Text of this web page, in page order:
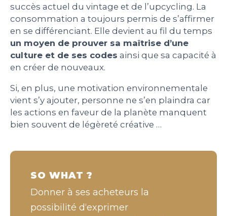
succès actuel du vintage et de l’upcycling. La
consommation a toujours permis de s’affirmer
en se différenciant. Elle devient au fil du temps
un moyen de prouver sa maîtrise d’une
culture et de ses codes ainsi que sa capacité à
en créer de nouveaux.
Si, en plus, une motivation environnementale
vient s’y ajouter, personne ne s’en plaindra car
les actions en faveur de la planète manquent
bien souvent de légèreté créative …
SO WHAT ?
Donner à ses acheteurs la
possibilité d‘exprimer